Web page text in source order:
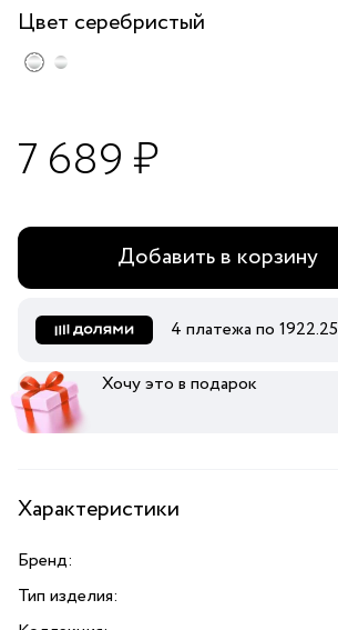
Цвет серебристый
7 689 ₽
Добавить в корзину
4 платежа по 1922.25
Хочу это в подарок
Характеристики
Бренд:
Тип изделия: